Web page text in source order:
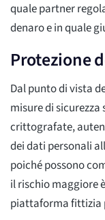
quale partner
denaro e in quale
Protezione
Dal punto di vista
misure di
crittografate,
dei dati personali
poiché possono
il rischio maggiore
piattaforma fittizia